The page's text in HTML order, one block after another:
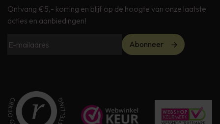
Ontvang €5,- korting en blijf op de hoogte van onze laatste
acties en aanbiedingen!
Abonneer